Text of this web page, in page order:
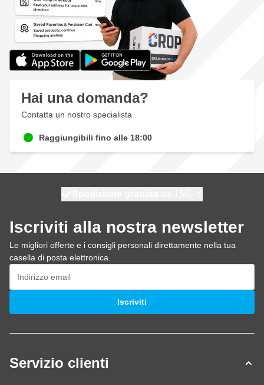
Hai una domanda?
Contatta un nostro specialista
Raggiungibili fino alle 18:00
Iscriviti alla nostra newsletter
Le migliori offerte e i consigli personali direttamente nella tua
casella di posta elettronica.
Indirizzo email
Iscriviti
Servizio clienti